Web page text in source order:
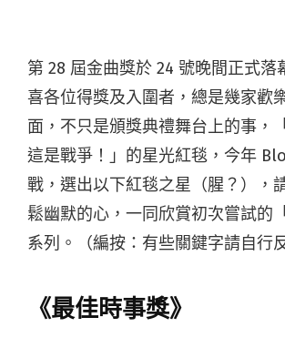
第 28 屆金曲獎於 24 號晚間正式落
喜各位得獎及入圍者，總是幾家歡
面，不只是頒獎典禮舞台上的事，
這是戰爭！」的星光紅毯，今年
戰，選出以下紅毯之星（腥？），
鬆幽默的心，一同欣賞初次嘗試的
系列。（編按：有些關鍵字請自行
《最佳時事獎》